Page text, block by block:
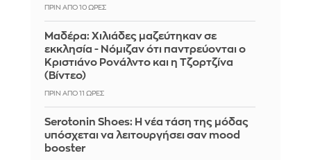
ΠΡΙΝ ΑΠΌ 10 ΏΡΕΣ
Μαδέρα: Χιλιάδες μαζεύτηκαν σε
εκκλησία - Νόμιζαν ότι παντρεύονται ο
Κριστιάνο Ρονάλντο και η Τζορτζίνα
(Βίντεο)
ΠΡΙΝ ΑΠΌ 11 ΏΡΕΣ
Serotonin Shoes: Η νέα τάση της μόδας
υπόσχεται να λειτουργήσει σαν mood
booster